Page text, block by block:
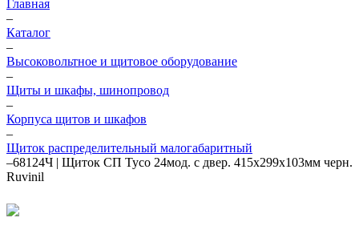
Главная
–
Каталог
–
Высоковольтное и щитовое оборудование
–
Щиты и шкафы, шинопровод
–
Корпуса щитов и шкафов
–
Щиток распределительный малогабаритный
–68124Ч | Щиток СП Тусо 24мод. с двер. 415х299х103мм черн.
Ruvinil